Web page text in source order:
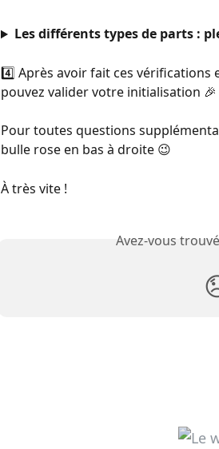
Les différents types de parts :
4️⃣ Après avoir fait ces
pouvez valider votre initialisation 🎉
Pour toutes questions
bulle rose en bas à droite 😉
À très vite !
Avez-vous